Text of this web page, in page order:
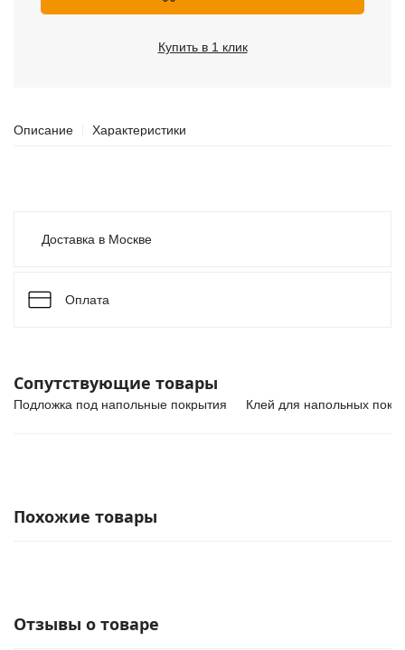
Купить в 1 клик
Описание Характеристики
Доставка в Москве
Оплата
Сопутствующие товары
Подложка под напольные покрытия Клей для напольных
Похожие товары
Отзывы о товаре